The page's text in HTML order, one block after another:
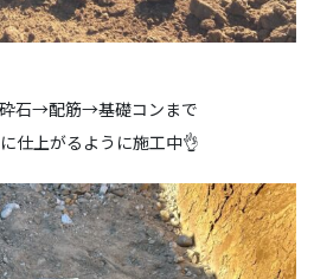
石→配筋→基礎コンまで
仕上がるように施工中👌